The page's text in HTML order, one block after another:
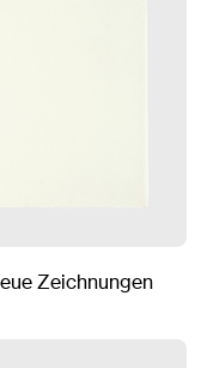
Zeichnungen